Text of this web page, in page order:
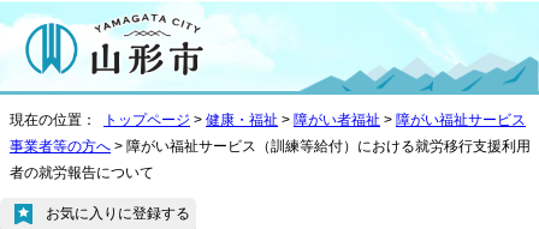
現在の位置： トップページ > 健康・福祉 > 障がい者福祉 > 障がい福祉サービス
事業者等の方へ > 障がい福祉サービス（訓練等給付）における就労移行支援利用
者の就労報告について
お気に入りに登録する